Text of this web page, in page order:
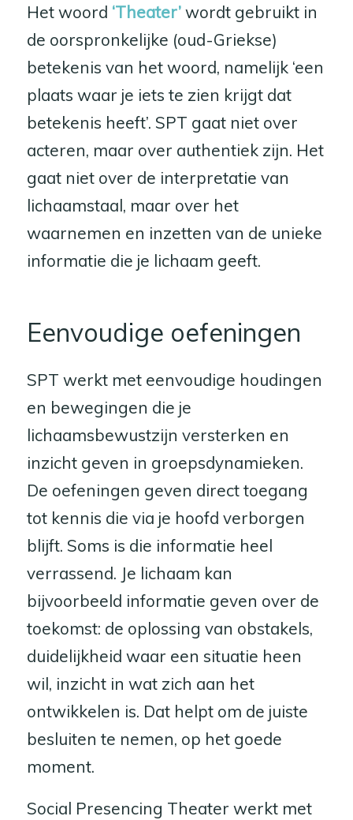
Het woord ‘Theater’wordt gebruikt in
de oorspronkelijke (oud-Griekse)
betekenis van het woord, namelijk ‘een
plaats waar je iets te zien krijgt dat
betekenis heeft’. SPT gaat niet over
acteren, maar over authentiek zijn. Het
gaat niet over de interpretatie van
lichaamstaal, maar over het
waarnemen en inzetten van de unieke
informatie die je lichaam geeft.
Eenvoudige oefeningen
SPT werkt met eenvoudige houdingen
en bewegingen die je
lichaamsbewustzijn versterken en
inzicht geven in groepsdynamieken.
De oefeningen geven direct toegang
tot kennis die via je hoofd verborgen
blijft. Soms is die informatie heel
verrassend. Je lichaam kan
bijvoorbeeld informatie geven over de
toekomst: de oplossing van obstakels,
duidelijkheid waar een situatie heen
wil, inzicht in wat zich aan het
ontwikkelen is. Dat helpt om de juiste
besluiten te nemen, op het goede
moment.
Social Presencing Theater werkt met